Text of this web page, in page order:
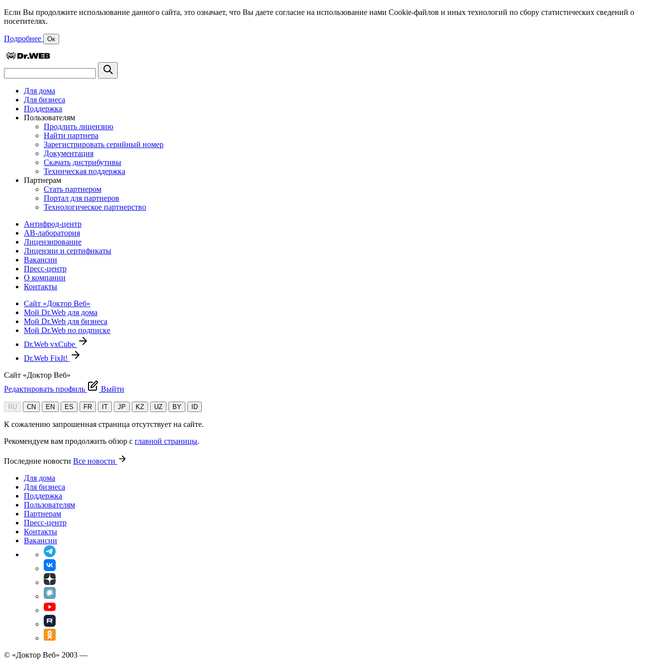
Если Вы продолжите использование данного сайта, это означает, что Вы даете согласие на использование нами Cookie-файлов и иных технологий по сбору статистических сведений о
посетителях.
Подробнее Ок
Для дома
Для бизнеса
Поддержка
Пользователям
Продлить лицензию
Найти партнера
Зарегистрировать серийный номер
Документация
Скачать дистрибутивы
Техническая поддержка
Партнерам
Стать партнером
Портал для партнеров
Технологическое партнерство
Антифрод-центр
АВ-лаборатория
Лицензирование
Лицензии и сертификаты
Вакансии
Пресс-центр
О компании
Контакты
Сайт «Доктор Веб»
Мой Dr.Web для дома
Мой Dr.Web для бизнеса
Мой Dr.Web по подписке
Dr.Web vxCube
Dr.Web FixIt!
Сайт «Доктор Веб»
Редактировать профиль
Выйти
RU CN EN ES FR IT JP KZ UZ BY ID
К сожалению запрошенная страница отсутствует на сайте.
Рекомендуем вам продолжить обзор с главной страницы.
Последние новости Все новости
Для дома
Для бизнеса
Поддержка
Пользователям
Партнерам
Пресс-центр
Контакты
Вакансии
© «Доктор Веб» 2003 —